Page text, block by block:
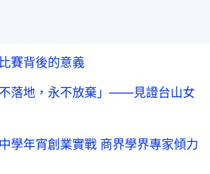
賽背後的意義
落地，永不放棄」——見證台山女
學年宵創業實戰 商界學界專家傾力